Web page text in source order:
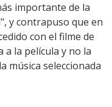
importante de la
y contrapuso que en
con el filme de
a la película y no la
música seleccionada